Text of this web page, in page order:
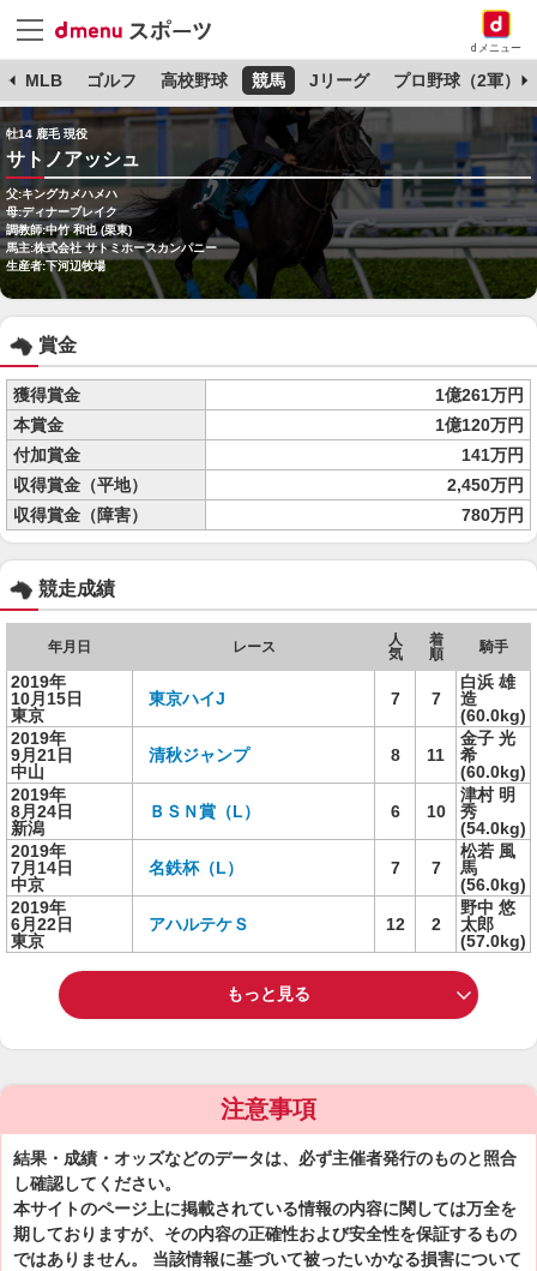
dメニュー
MLB ゴルフ 高校野球 競馬 Jリーグ プロ野球（2軍）
牡14 鹿毛 現役
サトノアッシュ
父:キングカメハメハ
母:ディナーブレイク
調教師:中竹 和也 (栗東)
馬主:株式会社 サトミホースカンパニー
生産者:下河辺牧場
賞金
獲得賞金
1億261万円
本賞金
1億120万円
付加賞金
141万円
収得賞金（平地）
2,450万円
収得賞金（障害）
780万円
競走成績
年月日 レース
人
気
着
順
騎手
2019年
10月15日
東京
東京ハイJ 7 7
白浜 雄
造
(60.0kg)
2019年
9月21日
中山
清秋ジャンプ 8 11
金子 光
希
(60.0kg)
2019年
8月24日
新潟
ＢＳＮ賞（L） 6 10
津村 明
秀
(54.0kg)
2019年
7月14日
中京
名鉄杯（L） 7 7
松若 風
馬
(56.0kg)
2019年
6月22日
東京
アハルテケＳ 12 2
野中 悠
太郎
(57.0kg)
もっと見る
注意事項
結果・成績・オッズなどのデータは、必ず主催者発行のものと照合
し確認してください。
本サイトのページ上に掲載されている情報の内容に関しては万全を
期しておりますが、その内容の正確性および安全性を保証するもの
ではありません。 当該情報に基づいて被ったいかなる損害について